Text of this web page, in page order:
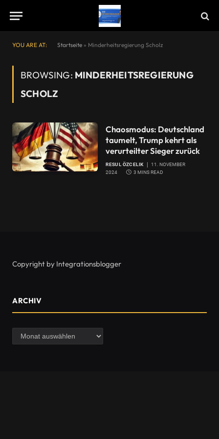
YOU ARE AT: Startseite » Minderheitsregierung Scholz
BROWSING: MINDERHEITSREGIERUNG
SCHOLZ
Chaosmodus: Deutschland
taumelt, Trump kehrt als
verurteilter Sieger zurück
RESUL ÖZCELIK
11. NOVEMBER
2024
3 MINS READ
Copyright by Integrationsblogger
ARCHIV
Archiv